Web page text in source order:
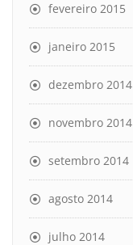
fevereiro 2015
janeiro 2015
dezembro 2014
novembro 2014
setembro 2014
agosto 2014
julho 2014